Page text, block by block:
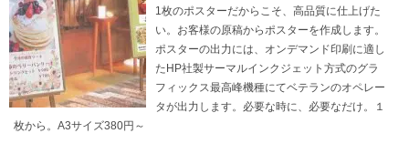
1枚のポスターだからこそ、高品質に仕上げた
い。お客様の原稿からポスターを作成します。
ポスターの出力には、オンデマンド印刷に適し
たHP社製サーマルインクジェット方式のグラ
フィックス最高峰機種にてベテランのオペレー
タが出力します。必要な時に、必要なだけ。１
枚から。A3サイズ380円～